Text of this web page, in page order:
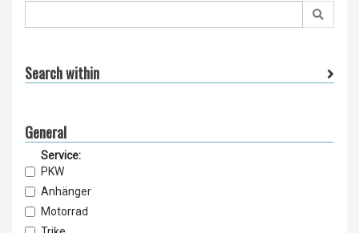
Search within
General
Service:
PKW
Anhänger
Motorrad